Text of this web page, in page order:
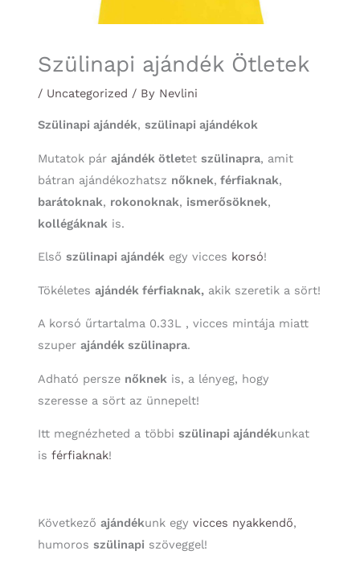
Szülinapi ajándék Ötletek
/ Uncategorized / By Nevlini
Szülinapi ajándék, szülinapi ajándékok
Mutatok pár ajándék ötletet szülinapra, amit
bátran ajándékozhatsz nőknek, férfiaknak,
barátoknak, rokonoknak, ismerősöknek,
kollégáknak is.
Első szülinapi ajándékegy vicces korsó!
Tökéletes ajándék férfiaknak,akik szeretik a sört!
A korsó űrtartalma 0.33L , vicces mintája miatt
szuper ajándék szülinapra.
Adható persze nőknekis, a lényeg, hogy
szeresse a sört az ünnepelt!
Itt megnézheted a többi szülinapi ajándékunkat
is férfiaknak!
Következő ajándékunk egy vicces nyakkendő,
humoros szülinapiszöveggel!